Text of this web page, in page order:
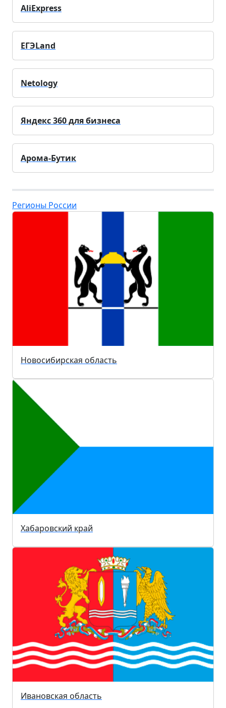
AliExpress
ЕГЭLand
Netology
Яндекс 360 для бизнеса
Арома-Бутик
Регионы России
Новосибирская область
Хабаровский край
Ивановская область